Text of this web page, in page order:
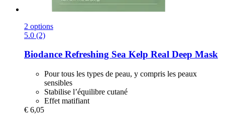
2 options
5.0 (2)
Biodance Refreshing Sea Kelp Real Deep Mask
Pour tous les types de peau, y compris les peaux
sensibles
Stabilise l’équilibre cutané
Effet matifiant
€ 6,05